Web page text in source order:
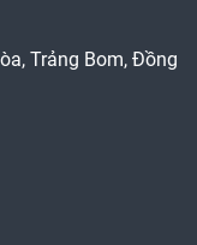
Trảng Bom, Đồng